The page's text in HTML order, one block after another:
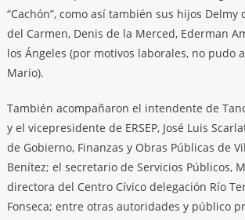
“Cachón”, como así también sus hijos Delmy
del Carmen, Denis de la Merced, Ederman
los Ángeles (por motivos laborales, no pudo
Mario).
También acompañaron el intendente de
y el vicepresidente de ERSEP, José Luis
de Gobierno, Finanzas y Obras Públicas de
Benítez; el secretario de Servicios Públicos,
directora del Centro Cívico delegación Río
Fonseca; entre otras autoridades y público